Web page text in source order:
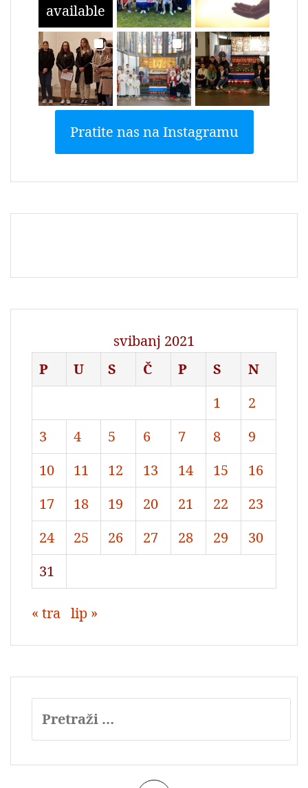
available
Pratite nas na Instagramu
svibanj 2021
P
U S Č P S
N
1
2
3
4 5 6 7 8
9
10
11 12 13 14 15
16
17
18 19 20 21 22
23
24
25 26 27 28 29
30
31
« tra lip »